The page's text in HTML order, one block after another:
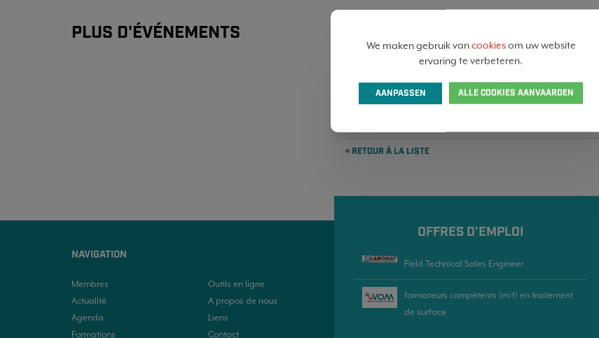
PLUS D'ÉVÉNEMENTS DONNÉES
INFORMATIONS PRATIQUES
« RETOUR À LA LISTE
NAVIGATION
Membres
Actualité
Agenda
Formations
Outils en ligne
A propos de nous
Liens
Contact
OFFRES D'EMPLOI
Field Technical Sales Engineer
formateurs compétents (m/f) en traitement
de surface
We maken gebruik vancookiesom uw website
ervaring te verbeteren.
AANPASSEN ALLE COOKIES AANVAARDEN